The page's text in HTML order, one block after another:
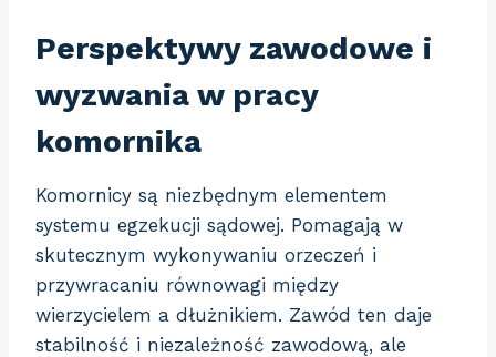
Perspektywy zawodowe i
wyzwania w pracy
komornika
Komornicy są niezbędnym elementem
systemu egzekucji sądowej. Pomagają w
skutecznym wykonywaniu orzeczeń i
przywracaniu równowagi między
wierzycielem a dłużnikiem. Zawód ten daje
stabilność i niezależność zawodową, ale